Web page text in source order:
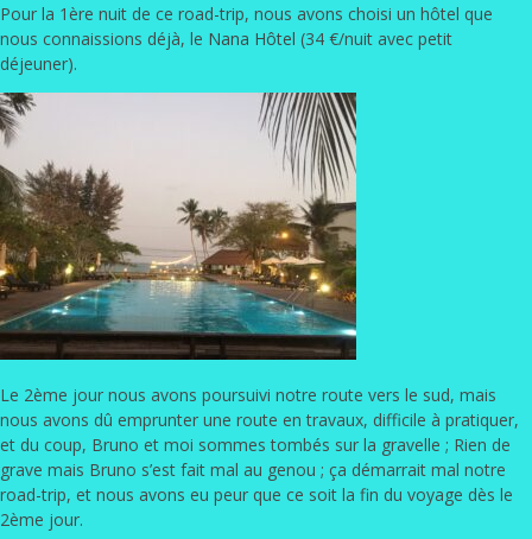
Pour la 1ère nuit de ce road-trip, nous avons choisi un hôtel que
nous connaissions déjà, le Nana Hôtel (34 €/nuit avec petit
déjeuner).
Le 2ème jour nous avons poursuivi notre route vers le sud, mais
nous avons dû emprunter une route en travaux, difficile à pratiquer,
et du coup, Bruno et moi sommes tombés sur la gravelle ; Rien de
grave mais Bruno s’est fait mal au genou ; ça démarrait mal notre
road-trip, et nous avons eu peur que ce soit la fin du voyage dès le
2ème jour.